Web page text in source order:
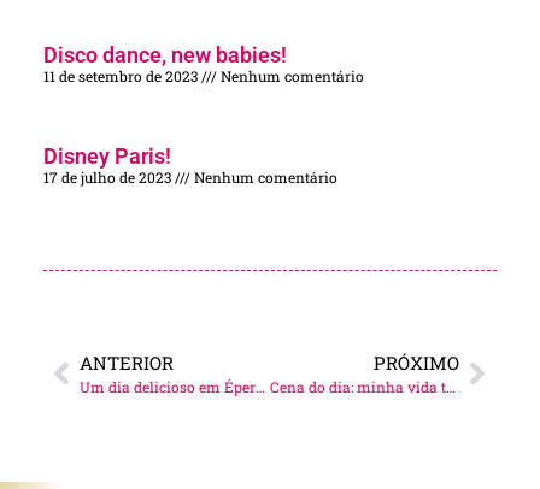
Disco dance, new babies!
11 de setembro de 2023 Nenhum comentário
Disney Paris!
17 de julho de 2023 Nenhum comentário
ANTERIOR
Um dia delicioso em Épernay!
PRÓXIMO
Cena do dia: minha vida todinha!